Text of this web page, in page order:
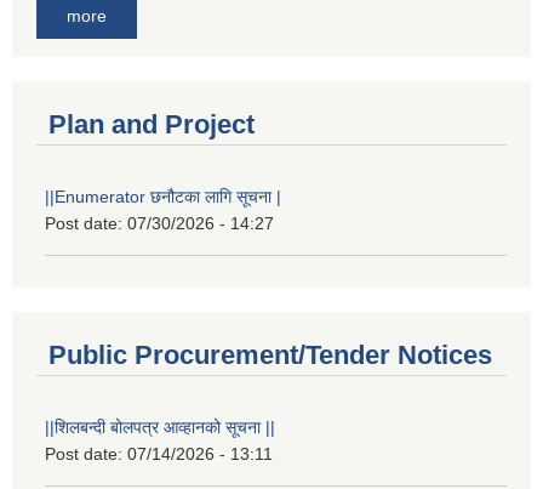
more
Plan and Project
||Enumerator छनौटका लागि सूचना |
Post date: 07/30/2026 - 14:27
Public Procurement/Tender Notices
||शिलबन्दी बोलपत्र आव्हानको सूचना ||
Post date: 07/14/2026 - 13:11